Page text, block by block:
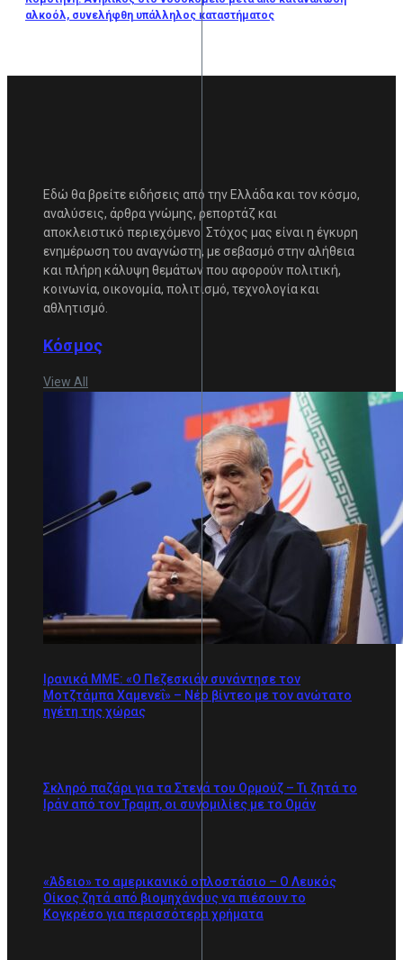
αλκοόλ, συνελήφθη υπάλληλος καταστήματος
Εδώ θα βρείτε ειδήσεις από την Ελλάδα και τον κόσμο,
αναλύσεις, άρθρα γνώμης, ρεπορτάζ και
αποκλειστικό περιεχόμενο. Στόχος μας είναι η έγκυρη
ενημέρωση του αναγνώστη, με σεβασμό στην αλήθεια
και πλήρη κάλυψη θεμάτων που αφορούν πολιτική,
κοινωνία, οικονομία, πολιτισμό, τεχνολογία και
αθλητισμό.
Κόσμος
View All
Ιρανικά ΜΜΕ: «Ο Πεζεσκιάν συνάντησε τον
Μοτζτάμπα Χαμενεΐ» – Νέο βίντεο με τον ανώτατο
ηγέτη της χώρας
Σκληρό παζάρι για τα Στενά του Ορμούζ – Τι ζητά το
Ιράν από τον Τραμπ, οι συνομιλίες με το Ομάν
«Άδειο» το αμερικανικό οπλοστάσιο – Ο Λευκός
Οίκος ζητά από βιομηχάνους να πιέσουν το
Κογκρέσο για περισσότερα χρήματα